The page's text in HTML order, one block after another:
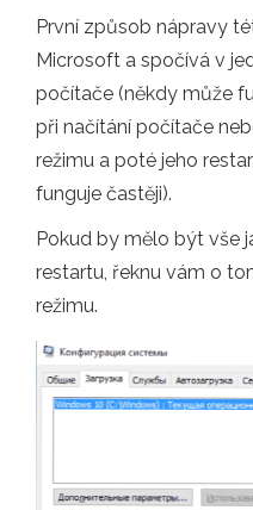
První způsob nápravy
Microsoft a spočívá v
počítače (někdy může
při načítání počítače
režimu a poté jeho
funguje častěji).
Pokud by mělo být vše
restartu, řeknu vám o
režimu.